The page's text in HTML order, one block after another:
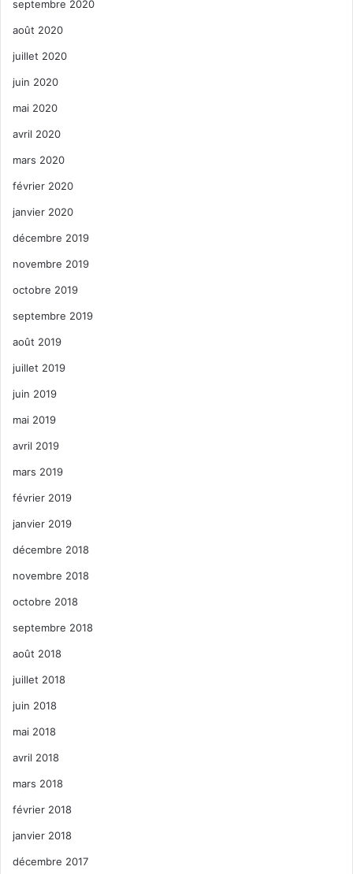
septembre 2020
août 2020
juillet 2020
juin 2020
mai 2020
avril 2020
mars 2020
février 2020
janvier 2020
décembre 2019
novembre 2019
octobre 2019
septembre 2019
août 2019
juillet 2019
juin 2019
mai 2019
avril 2019
mars 2019
février 2019
janvier 2019
décembre 2018
novembre 2018
octobre 2018
septembre 2018
août 2018
juillet 2018
juin 2018
mai 2018
avril 2018
mars 2018
février 2018
janvier 2018
décembre 2017